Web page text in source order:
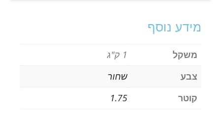
מידע נוסף
משקל
1 ק"ג
צבע
שחור
קוטר
1.75